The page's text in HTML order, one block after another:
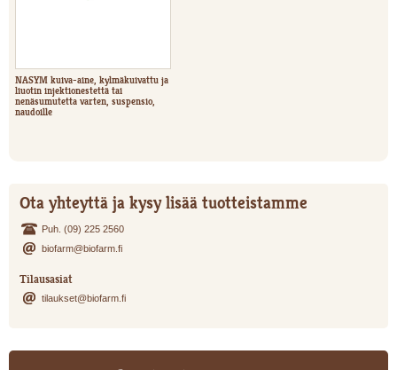
NASYM kuiva-aine, kylmäkuivattu ja
liuotin injektionestettä tai
nenäsumutetta varten, suspensio,
naudoille
Ota yhteyttä ja kysy lisää tuotteistamme
Puh. (09) 225 2560
biofarm@biofarm.fi
Tilausasiat
tilaukset@biofarm.fi